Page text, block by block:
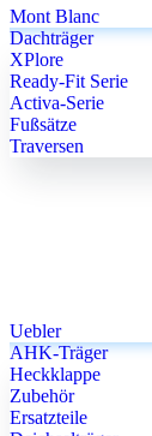
Mont Blanc
Dachträger
XPlore
Ready-Fit Serie
Activa-Serie
Fußsätze
Traversen
Uebler
AHK-Träger
Heckklappe
Zubehör
Ersatzteile